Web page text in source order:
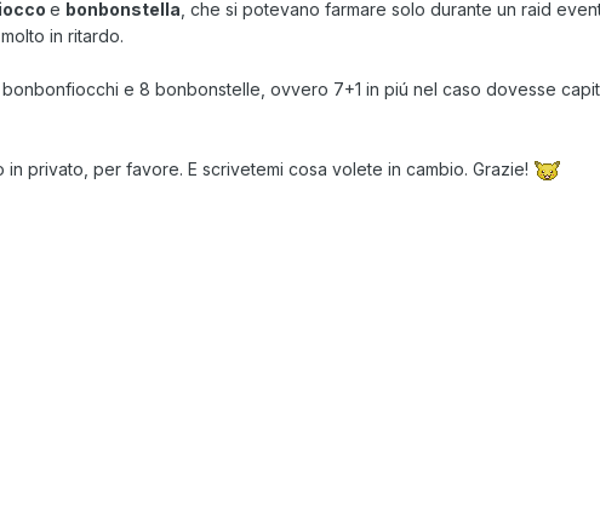
e bonbonstella , che si potevano farmare solo durante un raid
in ritardo.
e 8 bonbonstelle, ovvero 7+1 in piú nel caso dovesse
in privato, per favore. E scrivetemi cosa volete in cambio. Grazie!